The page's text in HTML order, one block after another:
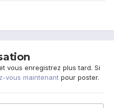
vous enregistrez plus tard. Si
vous maintenant pour poster.